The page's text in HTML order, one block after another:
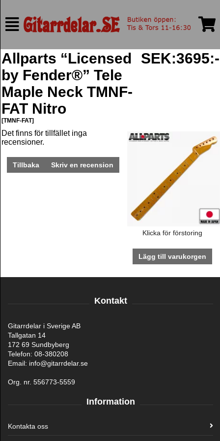
Allparts “Licensed
by Fender®” Tele
Maple Neck TMNF-
FAT Nitro
[TMNF-FAT]
SEK:3695:-
Det finns för tillfället inga
recensioner.
Tillbaka Skriv en recension
Klicka för förstoring
Lägg till varukorgen
Kontakt
Gitarrdelar i Sverige AB
Tallgatan 14
172 69 Sundbyberg
Telefon: 08-380208
Email: info@gitarrdelar.se
Org. nr. 556773-5559
Information
Kontakta oss